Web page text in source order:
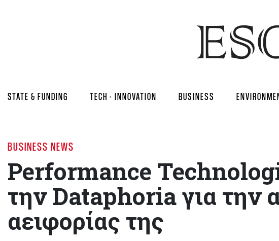
STATE & FUNDING TECH - INNOVATION BUSINESS
BUSINESS NEWS
Performance
την Dataphoria για την
αειφορίας της